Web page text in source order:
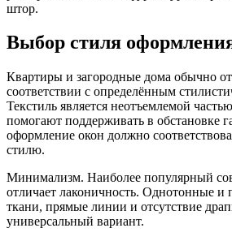
штор.
Выбор стиля
Квартиры и загородные дома обычно
соответствии с определённым
Текстиль является неотъемлемой
помогают поддерживать в обстановке
оформление окон должно
стилю.
Минимализм. Наиболее популярный
отличает лаконичность. Однотонные и
ткани, прямые линии и отсутствие
универсальный вариант.